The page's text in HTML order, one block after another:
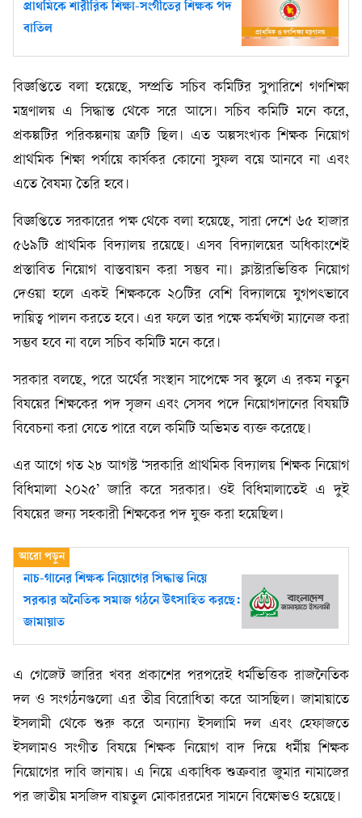
প্রাথমিকে শারীরিক শিক্ষা-সংগীতের শিক্ষক পদ
বাতিল
বিজ্ঞপ্তিতে বলা হয়েছে, সম্প্রতি সচিব কমিটির সুপারিশে গণশিক্ষা
মন্ত্রণালয় এ সিদ্ধান্ত থেকে সরে আসে। সচিব কমিটি মনে করে,
প্রকল্পটির পরিকল্পনায় ত্রুটি ছিল। এত অল্পসংখ্যক শিক্ষক নিয়োগ
প্রাথমিক শিক্ষা পর্যায়ে কার্যকর কোনো সুফল বয়ে আনবে না এবং
এতে বৈষম্য তৈরি হবে।
বিজ্ঞপ্তিতে সরকারের পক্ষ থেকে বলা হয়েছে, সারা দেশে ৬৫ হাজার
৫৬৯টি প্রাথমিক বিদ্যালয় রয়েছে। এসব বিদ্যালয়ের অধিকাংশেই
প্রস্তাবিত নিয়োগ বাস্তবায়ন করা সম্ভব না। ক্লাস্টারভিত্তিক নিয়োগ
দেওয়া হলে একই শিক্ষককে ২০টির বেশি বিদ্যালয়ে যুগপৎভাবে
দায়িত্ব পালন করতে হবে। এর ফলে তার পক্ষে কর্মঘণ্টা ম্যানেজ করা
সম্ভব হবে না বলে সচিব কমিটি মনে করে।
সরকার বলছে, পরে অর্থের সংস্থান সাপেক্ষে সব স্কুলে এ রকম নতুন
বিষয়ের শিক্ষকের পদ সৃজন এবং সেসব পদে নিয়োগদানের বিষয়টি
বিবেচনা করা যেতে পারে বলে কমিটি অভিমত ব্যক্ত করেছে।
এর আগে গত ২৮ আগস্ট ‘সরকারি প্রাথমিক বিদ্যালয় শিক্ষক নিয়োগ
বিধিমালা ২০২৫’ জারি করে সরকার। ওই বিধিমালাতেই এ দুই
বিষয়ের জন্য সহকারী শিক্ষকের পদ যুক্ত করা হয়েছিল।
নাচ-গানের শিক্ষক নিয়োগের সিদ্ধান্ত নিয়ে
সরকার অনৈতিক সমাজ গঠনে উৎসাহিত করছে:
জামায়াত
এ গেজেট জারির খবর প্রকাশের পরপরেই ধর্মভিত্তিক রাজনৈতিক
দল ও সংগঠনগুলো এর তীব্র বিরোধিতা করে আসছিল। জামায়াতে
ইসলামী থেকে শুরু করে অন্যান্য ইসলামি দল এবং হেফাজতে
ইসলামও সংগীত বিষয়ে শিক্ষক নিয়োগ বাদ দিয়ে ধর্মীয় শিক্ষক
নিয়োগের দাবি জানায়। এ নিয়ে একাধিক শুক্রবার জুমার নামাজের
পর জাতীয় মসজিদ বায়তুল মোকাররমের সামনে বিক্ষোভও হয়েছে।